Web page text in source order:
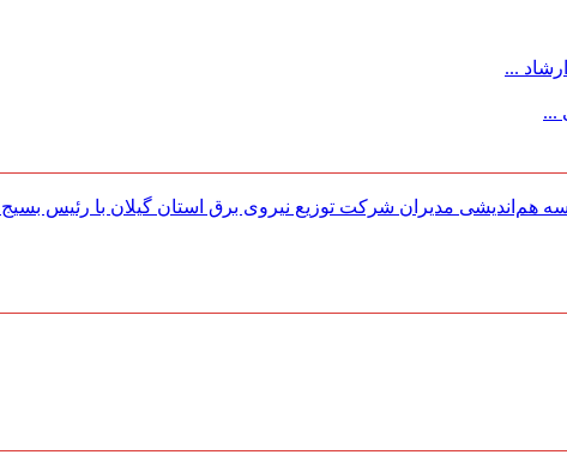
...
...
مدیران شركت توزیع نیروی برق استان گیلان با رئیس